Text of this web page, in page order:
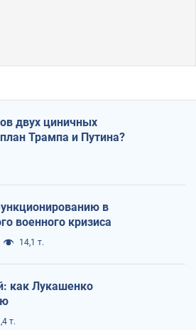
двух циничных
Трампа и Путина?
в
военного кризиса
14,1 т.
как Лукашенко
т.